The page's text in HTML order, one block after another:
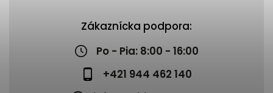
Zákaznícka podpora:
Po - Pia: 8:00 - 16:00
+421 944 462 140